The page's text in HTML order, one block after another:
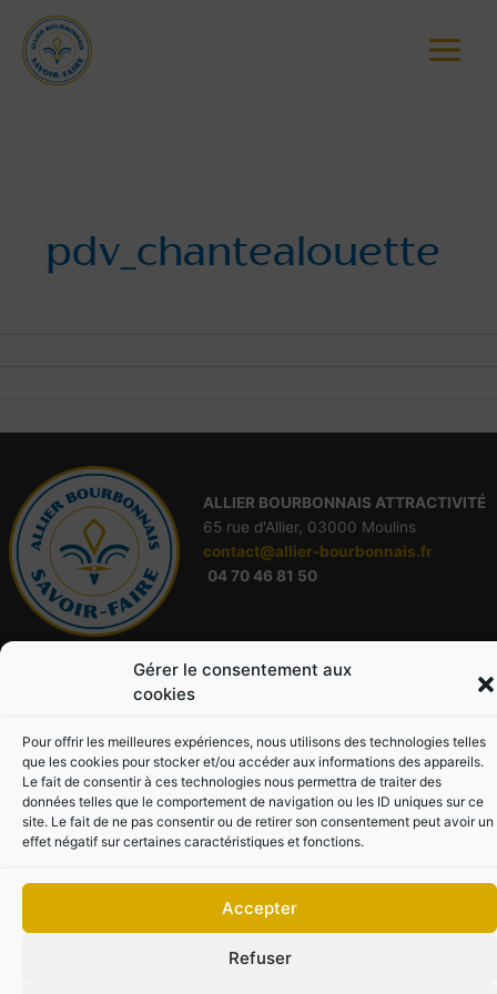
Gérer le consentement aux
cookies
Pour offrir les meilleures expériences, nous utilisons des technologies telles
que les cookies pour stocker et/ou accéder aux informations des appareils.
Le fait de consentir à ces technologies nous permettra de traiter des
données telles que le comportement de navigation ou les ID uniques sur ce
site. Le fait de ne pas consentir ou de retirer son consentement peut avoir un
effet négatif sur certaines caractéristiques et fonctions.
Accepter
Refuser
Menu
pdv_chantealouette
ALLIERBOURBONNAIS ATTRACTIVITÉ
65 rue d'Allier, 03000 Moulins
contact@allier-bourbonnais.fr
04 70 46 81 50
Connaître
Partager
Adhérer
Copyright © 2026 Allier Bourbonnais Savoir-Faire |
Sites partenaires : allier-bourbonnais.fr |allier-tourisme.com |
rejoignez.allier-bourbonnais.fr